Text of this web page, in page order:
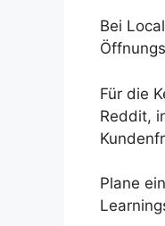
Bei
Für die
Reddit,
Plane